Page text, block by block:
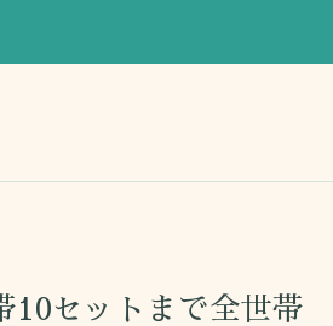
セットまで全世帯